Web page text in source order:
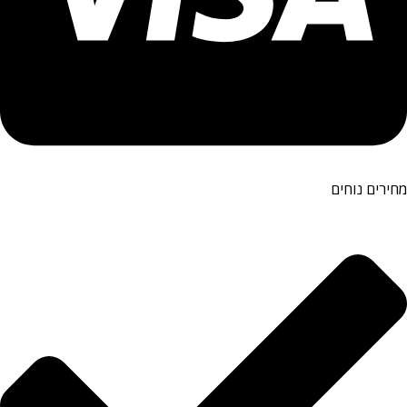
מחירים נוחים